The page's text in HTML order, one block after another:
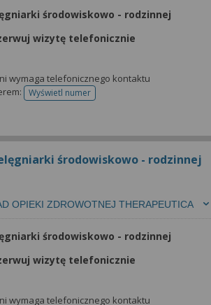
środowiskowo - rodzinnej
wizytę telefonicznie
wymaga telefonicznego kontaktu
Wyświetl numertelefonu do rejestracji
środowiskowo - rodzinnej
OPIEKI ZDROWOTNEJ THERAPEUTICA
środowiskowo - rodzinnej
wizytę telefonicznie
wymaga telefonicznego kontaktu